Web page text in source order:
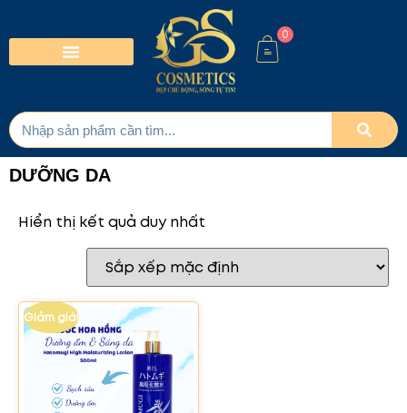
0
DƯỠNG DA
Hiển thị kết quả duy nhất
Giảm giá!